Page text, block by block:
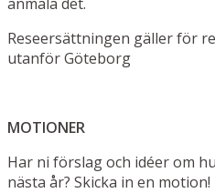
Reseersättningen gäller för
utanför Göteborg
MOTIONER
Har ni förslag och idéer om
nästa år? Skicka in en motion!